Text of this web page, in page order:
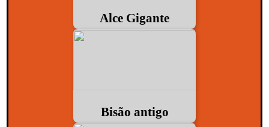
Alce Gigante
Bisão antigo